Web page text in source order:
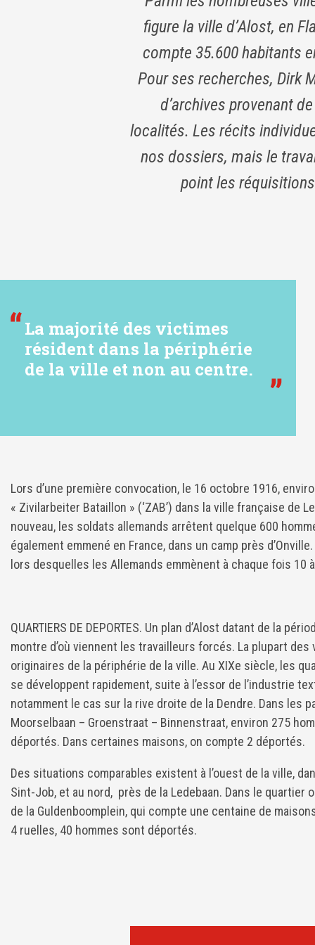
figure la ville d’Alost, en
compte 35.600 habitants
Pour ses recherches, Dirk
d’archives provenant
localités. Les récits
nos dossiers, mais le
point les
La majorité des victimes
résident dans la périphérie
de la ville et non au centre.
Lors d’une première convocation, le 16 octobre 1916,
« Zivilarbeiter Bataillon » (‘ZAB’) dans la ville française de
nouveau, les soldats allemands arrêtent quelque 600
également emmené en France, dans un camp près
lors desquelles les Allemands emmènent à chaque fois 10
QUARTIERS DE DEPORTES. Un plan d’Alost datant de la
montre d’où viennent les travailleurs forcés. La plupart
originaires de la périphérie de la ville. Au XIXe siècle, les
se développent rapidement, suite à l’essor de l’industrie
notamment le cas sur la rive droite de la Dendre. Dans les
Moorselbaan – Groenstraat – Binnenstraat, environ 275
déportés. Dans certaines maisons, on compte 2 déportés.
Des situations comparables existent à l’ouest de la ville,
Sint-Job, et au nord, près de la Ledebaan. Dans le quartier
de la Guldenboomplein, qui compte une centaine de
4 ruelles, 40 hommes sont déportés.